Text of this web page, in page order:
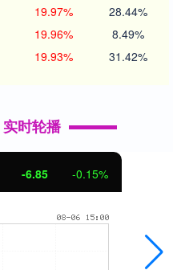
19.97% 28.44%
19.96% 8.49%
19.93% 31.42%
时轮播
-0.15%